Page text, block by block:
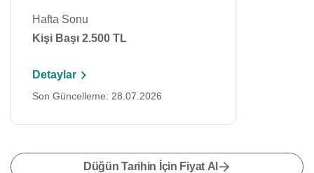
Hafta Sonu
Kişi Başı 2.500 TL
Detaylar
Son Güncelleme: 28.07.2026
Düğün Tarihin İçin Fiyat Al